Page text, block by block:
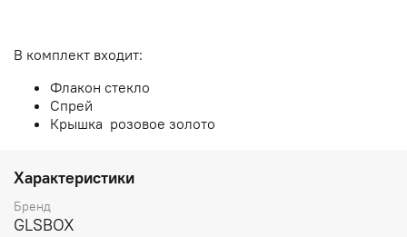
В комплект входит:
Флакон стекло
Спрей
Крышка розовое золото
Характеристики
Бренд
GLSBOX